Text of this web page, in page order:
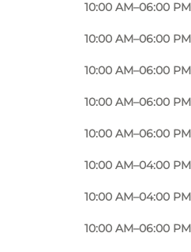
10:00 AM–06:00 PM
10:00 AM–06:00 PM
10:00 AM–06:00 PM
10:00 AM–06:00 PM
10:00 AM–06:00 PM
10:00 AM–04:00 PM
10:00 AM–04:00 PM
10:00 AM–06:00 PM